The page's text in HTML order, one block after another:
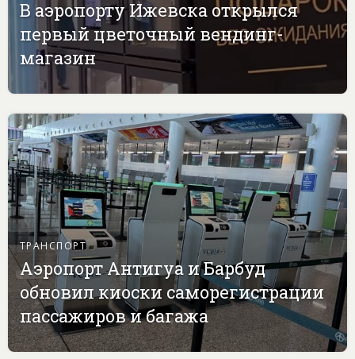
В аэропорту Ижевска открылся
первый цветочный вендинг-
магазин
ТРАНСПОРТ
Аэропорт Антигуа и Барбуд
обновил киоски саморегистрации
пассажиров и багажа